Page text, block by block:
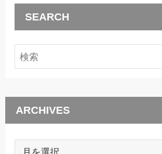
SEARCH
ARCHIVES
ARCHIVES